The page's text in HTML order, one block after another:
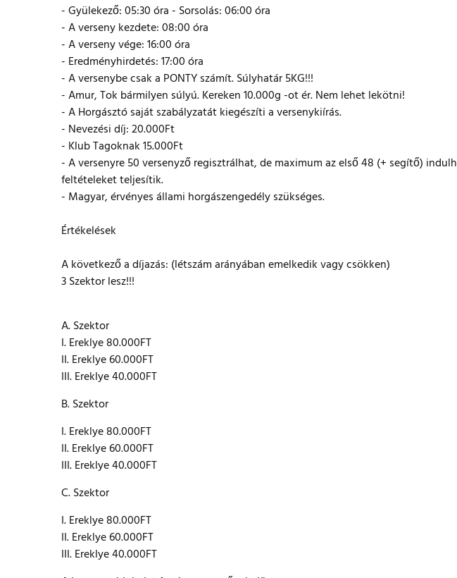
- Gyülekező: 05:30 óra - Sorsolás: 06:00 óra
- A verseny kezdete: 08:00 óra
- A verseny vége: 16:00 óra
- Eredményhirdetés: 17:00 óra
- A versenybe csak a PONTY számít. Súlyhatár 5KG!!!
- Amur, Tok bármilyen súlyú. Kereken 10.000g -ot ér. Nem lehet lekötni!
- A Horgásztó saját szabályzatát kiegészíti a versenykiírás.
- Nevezési díj: 20.000Ft
- Klub Tagoknak 15.000Ft
- A versenyre 50 versenyző regisztrálhat, de maximum az első 48 (+ segítő)
feltételeket teljesítik.
- Magyar, érvényes állami horgászengedély szükséges.
Értékelések
A következő a díjazás: (létszám arányában emelkedik vagy csökken)
3 Szektor lesz!!!
A. Szektor
I. Ereklye 80.000FT
II. Ereklye 60.000FT
III. Ereklye 40.000FT
B. Szektor
I. Ereklye 80.000FT
II. Ereklye 60.000FT
III. Ereklye 40.000FT
C. Szektor
I. Ereklye 80.000FT
II. Ereklye 60.000FT
III. Ereklye 40.000FT